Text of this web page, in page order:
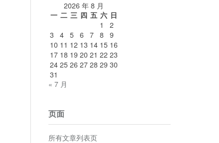
2026 年 8 月
一 二 三 四 五 六 日
1
2
3
4 5 6 7 8
9
10 11 12 13 14 15 16
17 18 19 20 21 22 23
24 25 26 27 28 29 30
31
« 7 月
页面
所有文章列表页